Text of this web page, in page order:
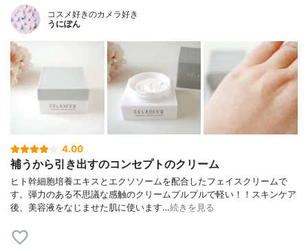
コスメ好きのカメラ好き
うにぽん
4.00
補うから引き出すのコンセプトのクリーム
ヒト幹細胞培養エキスとエクソソームを配合したフェイスクリームで
す。弾力のある不思議な感触のクリームプルプルで軽い！！スキンケア
後、美容液をなじませた肌に使います…続きを見る